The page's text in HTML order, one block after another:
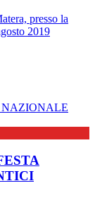
presso la
2019